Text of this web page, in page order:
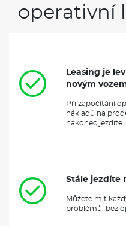
operativní
Leasing je
novým
Při započítání
nákladů na
nakonec jezdíte
Stále jezdíte
Můžete mít
problémů, bez